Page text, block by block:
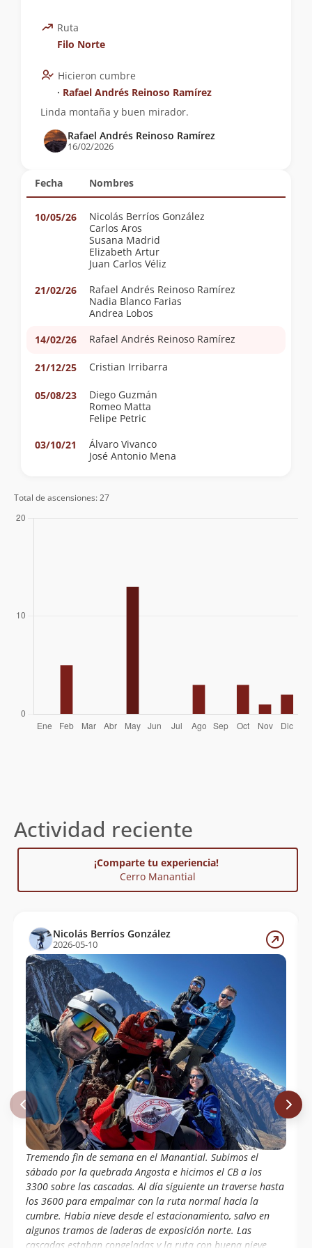
Fecha Nombres
10/05/26
Nicolás Berríos González
Carlos Aros
Susana Madrid
Elizabeth Artur
Juan Carlos Véliz
21/02/26
Rafael Andrés Reinoso Ramírez
Nadia Blanco Farias
Andrea Lobos
14/02/26
Rafael Andrés Reinoso Ramírez
21/12/25 Cristian Irribarra
05/08/23
Diego Guzmán
Romeo Matta
Felipe Petric
03/10/21
Álvaro Vivanco
José Antonio Mena
Ruta
Filo Norte
Hicieron cumbre
∙ Rafael Andrés Reinoso Ramírez
Linda montaña y buen mirador.
Rafael Andrés Reinoso Ramírez
16/02/2026
Total de ascensiones: 27
Actividad reciente
¡Comparte tu experiencia!
Cerro Manantial
Nicolás Berríos González
2026-05-10
Tremendo fin de semana en el Manantial. Subimos el
sábado por la quebrada Angosta e hicimos el CB a los
3300 sobre las cascadas. Al día siguiente un traverse hasta
los 3600 para empalmar con la ruta normal hacia la
cumbre. Había nieve desde el estacionamiento, salvo en
algunos tramos de laderas de exposición norte. Las
cascadas estaban congeladas y la ruta con buena nieve